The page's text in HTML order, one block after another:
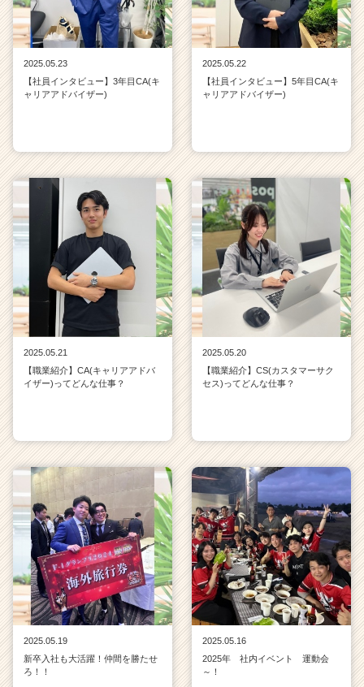
2025.05.23
【社員インタビュー】3年目CA(キ
ャリアアドバイザー)
2025.05.22
【社員インタビュー】5年目CA(キ
ャリアアドバイザー)
2025.05.21
【職業紹介】CA(キャリアアドバ
イザー)ってどんな仕事？
2025.05.20
【職業紹介】CS(カスタマーサク
セス)ってどんな仕事？
2025.05.19
新卒入社も大活躍！仲間を勝たせ
ろ！！
2025.05.16
2025年 社内イベント 運動会
～！